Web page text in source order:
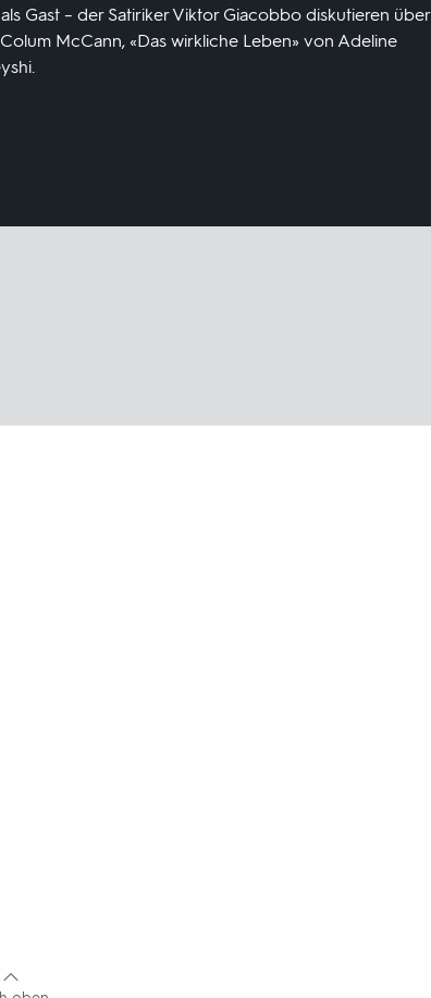
Gast – der Satiriker Viktor Giacobbo diskutieren über
McCann, «Das wirkliche Leben» von Adeline